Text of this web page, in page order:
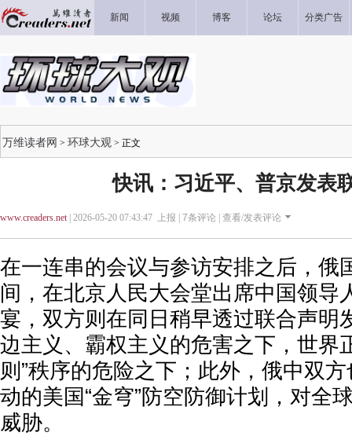
新闻 视频 博客 论坛 分类广告
万维读者网 > 环球大观 > 正文
快讯：习近平、普京发表
www.creaders.net| 2026-05-20 07:43:47 上报 | 7条评论 | 查看/发表评论
在一连串的会议与参访安排之后，俄
间，在北京人民大会堂出席中国领导
宴，双方则在同日稍早透过联合声明
边主义、霸权主义的危害之下，世界
则”秩序的危险之下；此外，俄中双
动的美国“金穹”防空防御计划，对全
威胁。